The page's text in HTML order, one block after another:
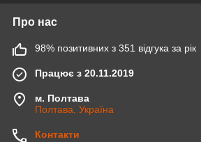
Про нас
98% позитивних з 351 відгука за рік
Працює з 20.11.2019
м. Полтава
Полтава, Україна
Контакти